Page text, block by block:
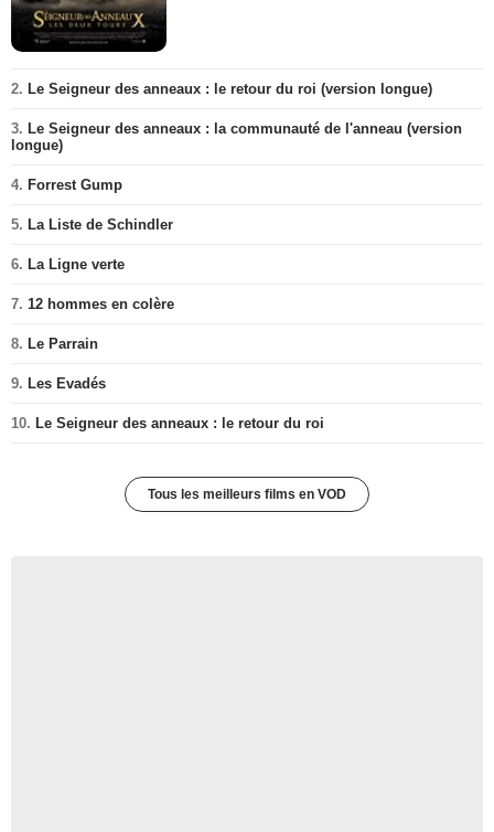
2. Le Seigneur des anneaux : le retour du roi (version longue)
3. Le Seigneur des anneaux : la communauté de l'anneau (version
longue)
4. Forrest Gump
5. La Liste de Schindler
6. La Ligne verte
7. 12 hommes en colère
8. Le Parrain
9. Les Evadés
10. Le Seigneur des anneaux : le retour du roi
Tous les meilleurs films en VOD